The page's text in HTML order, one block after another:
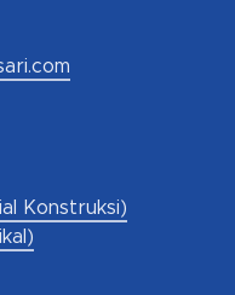
Konstruksi)